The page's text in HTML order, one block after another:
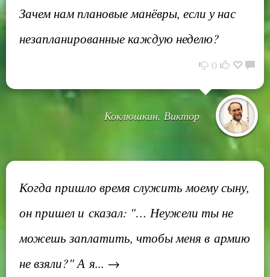
Зачем нам плановые манёвры, если у нас
незапланированные каждую неделю?
0
Коклюшкин, Виктор
Когда пришло время служить моему сыну,
он пришел и сказал: "… Неужели ты не
можешь заплатить, чтобы меня в армию
не взяли?" А я... →